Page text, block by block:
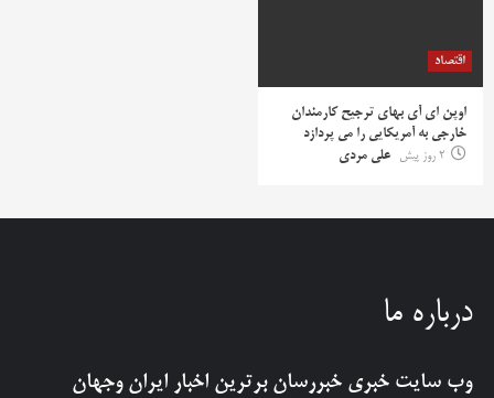
اقتصاد
اوپن ای آی بهای ترجیح کارمندان
خارجی به آمریکایی را می پردازد
2 روز پیش
علی مردی
درباره ما
وب سایت خبری خبررسان برترین اخبار ایران وجهان